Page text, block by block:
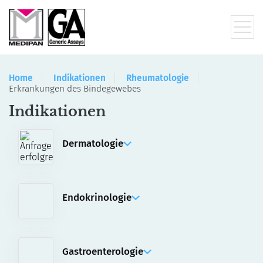
Home Indikationen
Rheumatologie
Erkrankungen des Bindegewebes
Indikationen
Dermatologie
Automatisierte Assays für akiron® NEO
Endokrinologie
Gastroenterologie